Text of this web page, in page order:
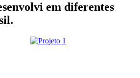
em diferentes